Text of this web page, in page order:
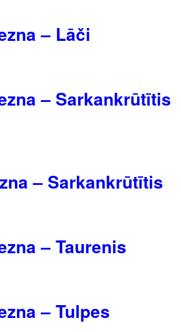
– Lāči
– Sarkankrūtītis
– Sarkankrūtītis
– Taurenis
– Tulpes